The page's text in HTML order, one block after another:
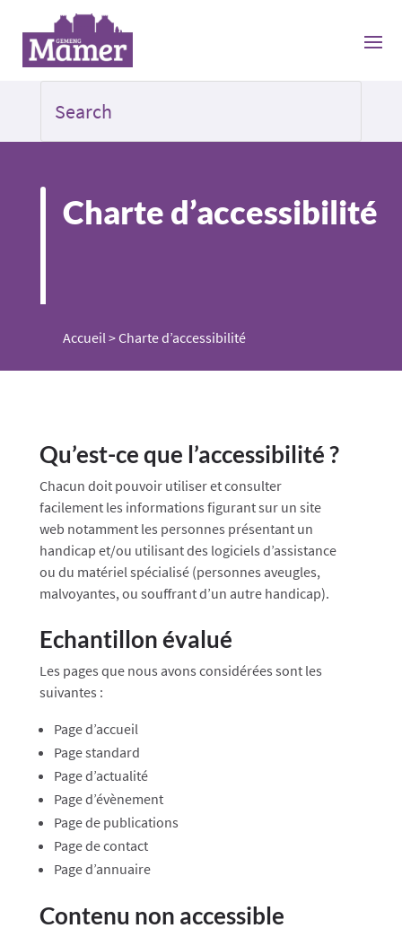
Charte d’accessibilité
Accueil>Charte d’accessibilité
Qu’est-ce que l’accessibilité ?
Chacun doit pouvoir utiliser et consulter
facilement les informations figurant sur un site
web notamment les personnes présentant un
handicap et/ou utilisant des logiciels d’assistance
ou du matériel spécialisé (personnes aveugles,
malvoyantes, ou souffrant d’un autre handicap).
Echantillon évalué
Les pages que nous avons considérées sont les
suivantes :
Page d’accueil
Page standard
Page d’actualité
Page d’évènement
Page de publications
Page de contact
Page d’annuaire
Contenu non accessible